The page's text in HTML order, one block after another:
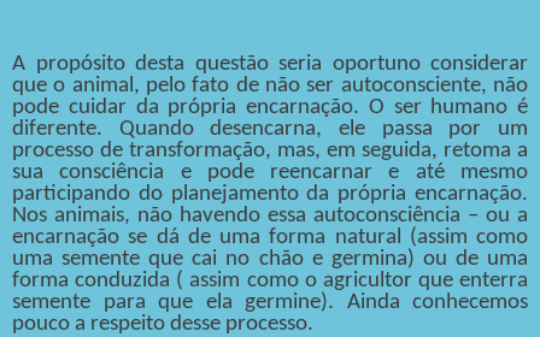
A propósito desta questão seria oportuno considerar
que o animal, pelo fato de não ser autoconsciente, não
pode cuidar da própria encarnação. O ser humano é
diferente. Quando desencarna, ele passa por um
processo de transformação, mas, em seguida, retoma a
sua consciência e pode reencarnar e até mesmo
participando do planejamento da própria encarnação.
Nos animais, não havendo essa autoconsciência – ou a
encarnação se dá de uma forma natural (assim como
uma semente que cai no chão e germina) ou de uma
forma conduzida ( assim como o agricultor que enterra
semente para que ela germine). Ainda conhecemos
pouco a respeito desse processo.